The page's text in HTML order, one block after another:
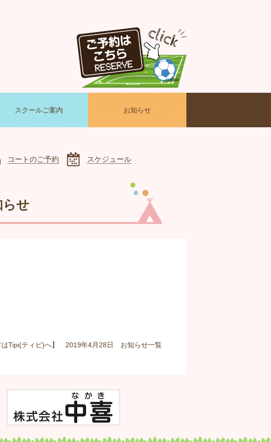
スクールご案内 お知らせ
コートのご予約 スケジュール
らせ
はTipi(ティピ)へ】 2019年4月28日 お知らせ一覧